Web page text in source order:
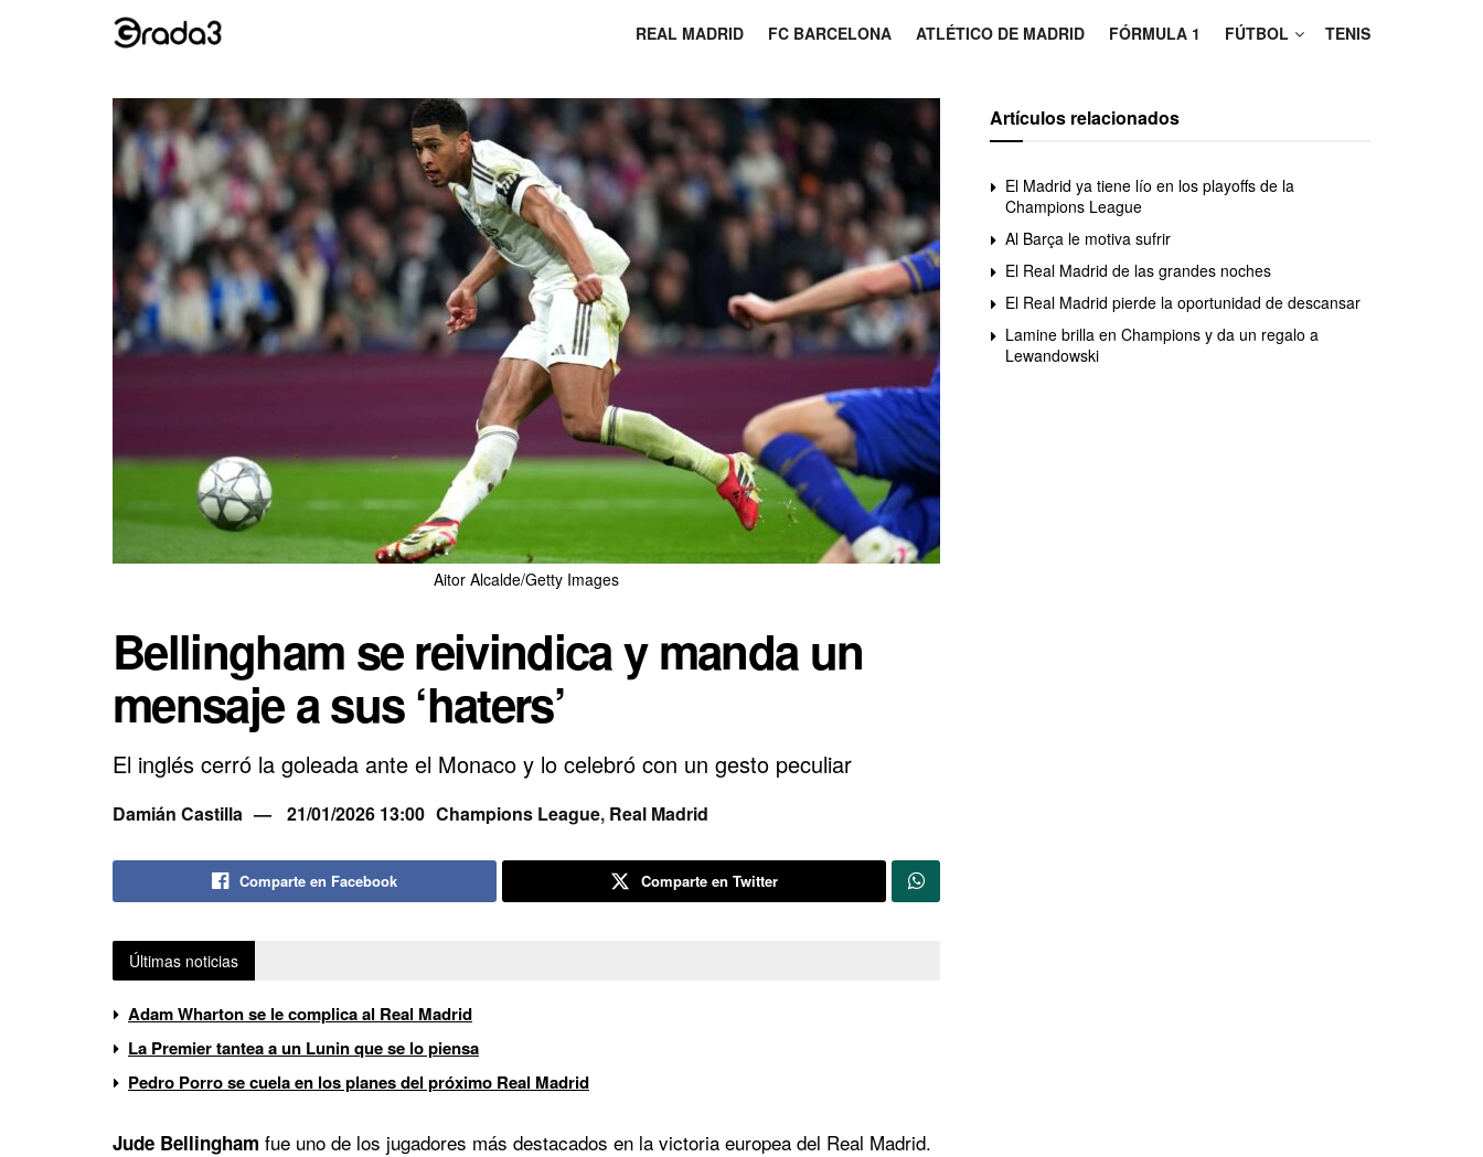
REAL MADRID FC BARCELONA ATLÉTICO DE MADRID FÓRMULA 1 FÚTBOL TENIS
Aitor Alcalde/Getty Images
Bellingham se reivindica y manda un
mensaje a sus ‘haters’
El inglés cerró la goleada ante el Monaco y lo celebró con un gesto peculiar
Damián Castilla 21/01/2026 13:00 Champions League, Real Madrid
Comparte en Facebook Comparte en Twitter
Últimas noticias
Adam Wharton se le complica al Real Madrid
La Premier tantea a un Lunin que se lo piensa
Pedro Porro se cuela en los planes del próximo Real Madrid
Jude Bellingham fue uno de los jugadores más destacados en la victoria europea del Real Madrid.
Artículos relacionados
El Madrid ya tiene lío en los playoffs de la
Champions League
Al Barça le motiva sufrir
El Real Madrid de las grandes noches
El Real Madrid pierde la oportunidad de descansar
Lamine brilla en Champions y da un regalo a
Lewandowski